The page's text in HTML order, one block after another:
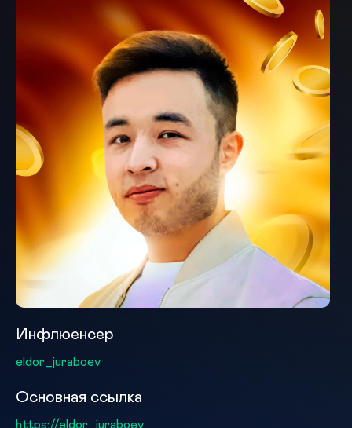
Инфлюенсер
eldor_juraboev
Основная ссылка
https://eldor_juraboev